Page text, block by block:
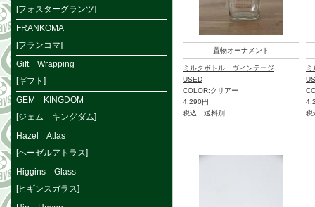
置物オーナメント
ミルクボトル ヴィンテージ
USED
COLOR:クリアー
4,290円
税込 送料別
税
[フォスターグランツ]
FRANKOMA
[フランコマ]
Gift Wrapping
[ギフト]
GEM KINGDOM
[ジェム キングダム]
Hazel Atlas
[ヘーゼルアトラス]
Higgins Glass
[ヒギンスガラス]